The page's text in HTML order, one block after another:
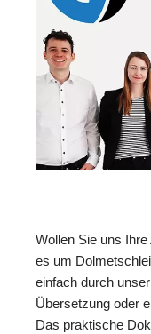
Wollen Sie uns
es um
einfach durch
Übersetzung oder
Das praktische